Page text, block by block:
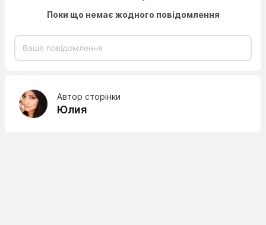
Поки що немає жодного повідомлення
Автор сторінки
Юлия